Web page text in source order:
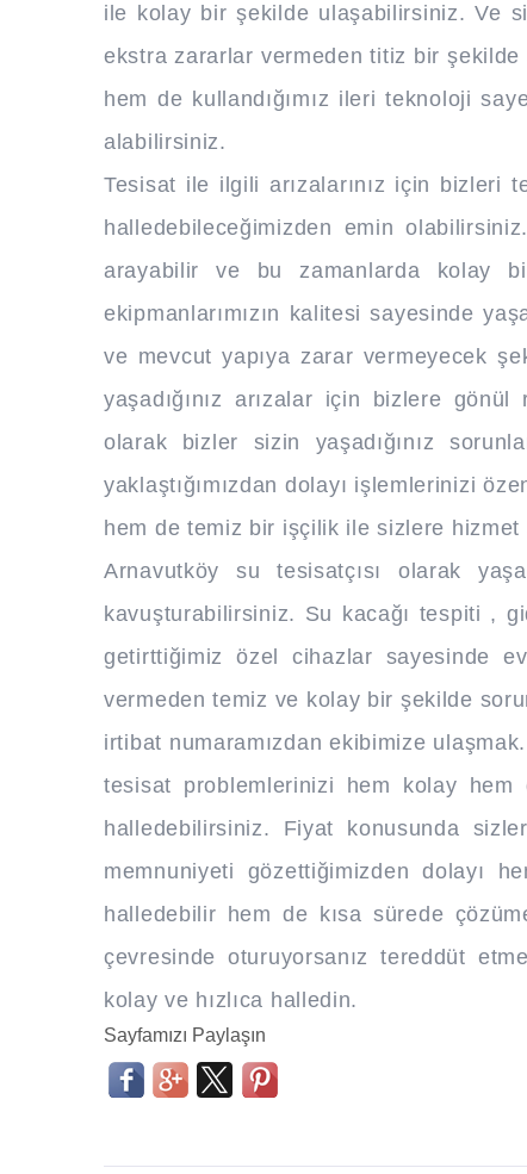
ile kolay bir şekilde ulaşabilirsiniz. Ve
ekstra zararlar vermeden titiz bir şekilde
hem de kullandığımız ileri teknoloji
alabilirsiniz.
Tesisat ile ilgili arızalarınız için bizleri
halledebileceğimizden emin
arayabilir ve bu zamanlarda kolay
ekipmanlarımızın kalitesi sayesinde
ve mevcut yapıya zarar vermeyecek
yaşadığınız arızalar için bizlere gönül
olarak bizler sizin yaşadığınız
yaklaştığımızdan dolayı işlemlerinizi
hem de temiz bir işçilik ile sizlere hizmet
Arnavutköy su tesisatçısı olarak
kavuşturabilirsiniz. Su kacağı tespiti ,
getirttiğimiz özel cihazlar sayesinde
vermeden temiz ve kolay bir şekilde
irtibat numaramızdan ekibimize
tesisat problemlerinizi hem kolay
halledebilirsiniz. Fiyat konusunda
memnuniyeti gözettiğimizden dolayı
halledebilir hem de kısa sürede
çevresinde oturuyorsanız tereddüt
kolay ve hızlıca halledin.
Sayfamızı Paylaşın